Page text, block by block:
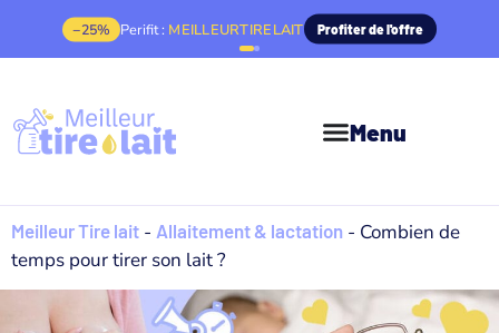
−10% Emy Pump :MEILLEURTIRELAIT Profiter de l'offre
Menu
Meilleur Tire lait - Allaitement & lactation - Combien de
temps pour tirer son lait ?